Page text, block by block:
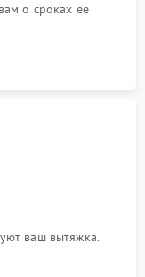
о сроках ее
ваш вытяжка.